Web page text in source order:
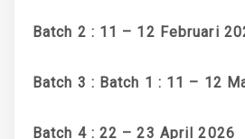
Batch 2 : 11 – 12 Februari
Batch 3 : Batch 1 : 11 – 12
Batch 4 : 22 – 23 April 2026